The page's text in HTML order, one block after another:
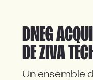
DNEG
DE ZIVA
Un ensemble